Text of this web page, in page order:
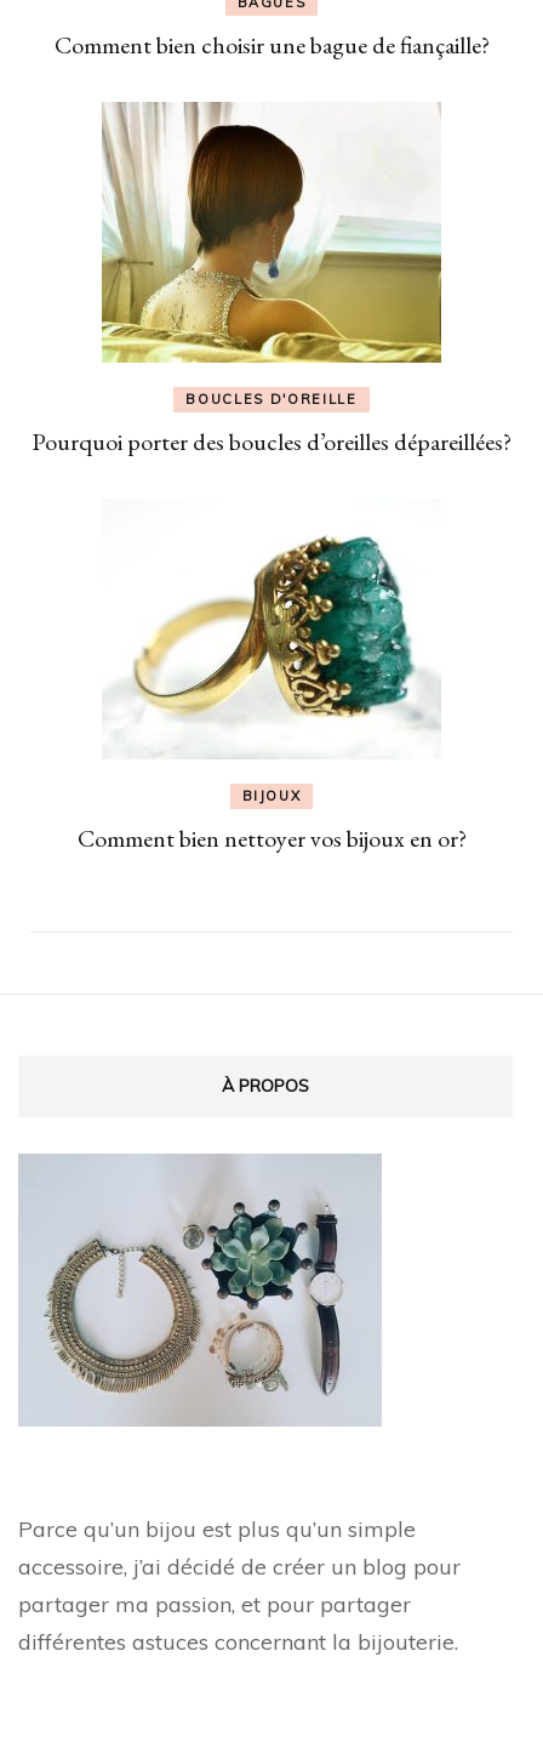
Comment bien choisir une bague de fiançaille?
BOUCLES D'OREILLE
Pourquoi porter des boucles d’oreilles dépareillées?
BIJOUX
Comment bien nettoyer vos bijoux en or?
À PROPOS
Parce qu’un bijou est plus qu’un simple
accessoire, j’ai décidé de créer un blog pour
partager ma passion, et pour partager
différentes astuces concernant la bijouterie.